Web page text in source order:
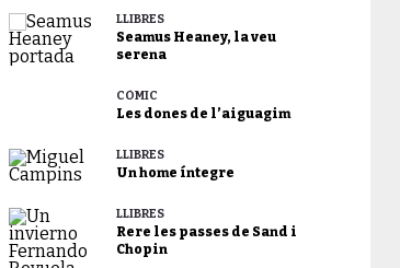
LLIBRES
Seamus Heaney, la veu
serena
CÒMIC
Les dones de l’aiguagim
LLIBRES
Un home íntegre
LLIBRES
Rere les passes de Sand i
Chopin